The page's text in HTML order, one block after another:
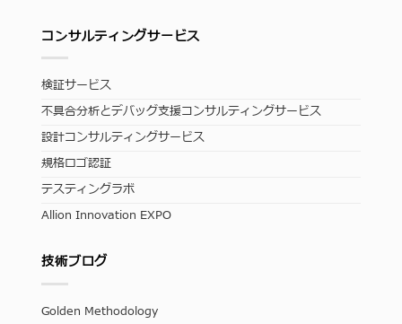
コンサルティングサービス
検証サービス
不具合分析とデバッグ支援コンサルティングサービス
設計コンサルティングサービス
規格ロゴ認証
テスティングラボ
Allion Innovation EXPO
技術ブログ
Golden Methodology